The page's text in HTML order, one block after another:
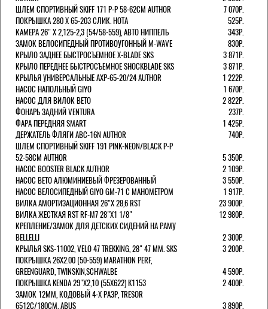
ШЛЕМ СПОРТИВНЫЙ SKIFF 171 Р-Р 58-62СМ AUTHOR
7 070Р.
ПОКРЫШКА 280 X 65-203 СЛИК. HOTA
525Р.
КАМЕРА 26" X 2,125-2,3 (54/58-559), АВТО НИППЕЛЬ
343Р.
ЗАМОК ВЕЛОСИПЕДНЫЙ ПРОТИВОУГОННЫЙ M-WAVE
830Р.
КРЫЛО ЗАДНЕЕ БЫСТРОСЪЕМНОЕ X-BLADE SKS
3 871Р.
КРЫЛО ПЕРЕДНЕЕ БЫСТРОСЪЕМНОЕ SHOCKBLADE SKS
3 871Р.
КРЫЛЬЯ УНИВЕРСАЛЬНЫЕ AXP-65-20/24 AUTHOR
1 222Р.
НАСОС НАПОЛЬНЫЙ GIYO
1 670Р.
НАСОС ДЛЯ ВИЛОК ВЕТО
2 822Р.
ФОНАРЬ ЗАДНИЙ VENTURA
237Р.
ФАРА ПЕРЕДНЯЯ SMART
1 425Р.
ДЕРЖАТЕЛЬ ФЛЯГИ ABC-16N AUTHOR
740Р.
ШЛЕМ СПОРТИВНЫЙ SKIFF 191 PINK-NEON/BLACK Р-Р
52-58СМ AUTHOR
5 350Р.
НАСОС BOOSTER BLACK AUTHOR
2 109Р.
НАСОС BETO АЛЮМИНИЕВЫЙ ФРЕЗЕРОВАННЫЙ
3 550Р.
НАСОС ВЕЛОСИПЕДНЫЙ GIYO GM-71 С МАНОМЕТРОМ
1 917Р.
ВИЛКА АМОРТИЗАЦИОННАЯ 26"Х 28,6 RST
23 900Р.
ВИЛКА ЖЕСТКАЯ RST RF-M7 28"Х1 1/8"
12 980Р.
КРЕПЛЕНИЕ/ЗАМОК ДЛЯ ДЕТСКИХ СИДЕНИЙ НА РАМУ
BELLELLI
2 300Р.
КРЫЛЬЯ SKS-11002, VELO 47 TREKKING, 28" 47 ММ. SKS
3 200Р.
ПОКРЫШКА 26X2.00 (50-559) MARATHON PERF,
GREENGUARD, TWINSKIN,SCHWALBE
4 590Р.
ПОКРЫШКА KENDA 29"Х2,10 (55X622) K1153
2 400Р.
ЗАМОК 12ММ, КОДОВЫЙ 4-Х РАЗР, TRESOR
6512C/180СМ. ABUS
3 890Р.